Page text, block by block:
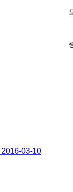
2016-03-10